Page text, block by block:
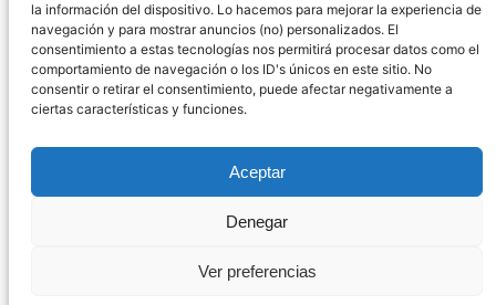
la información del dispositivo. Lo hacemos para mejorar la experiencia de
navegación y para mostrar anuncios (no) personalizados. El
consentimiento a estas tecnologías nos permitirá procesar datos como el
comportamiento de navegación o los ID's únicos en este sitio. No
consentir o retirar el consentimiento, puede afectar negativamente a
ciertas características y funciones.
Aceptar
Denegar
Ver preferencias
Descargo de Responsabilidad
Declaración de Privacidad Política de cookies
WordPress
Página administrada por Javier Ripoll